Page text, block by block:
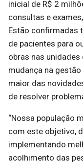
inicial de R$ 2
consultas e
Estão confirmadas
de pacientes para
obras nas unidades
mudança na gestão
maior das
de resolver
“Nossa população
com este objetivo,
implementando
acolhimento das